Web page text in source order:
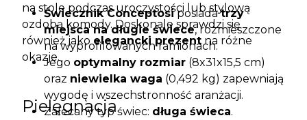
na stole podczas uroczystości lub stylową
ozdobą komody. Doskonale sprawdzi się
również jako elegancki prezent na różne
okazje.
Świecznik Conceptosiposiadatrzy
miejsca na długie świece, rozmieszczone
na wyprofilowanych ramionach.
Jego optymalny rozmiar (8x31x15,5 cm)
oraz niewielka waga (0,492 kg) zapewniają
wygodę i wszechstronność aranżacji.
Zalecany typ świec: długa świeca.
Pielęgnacja